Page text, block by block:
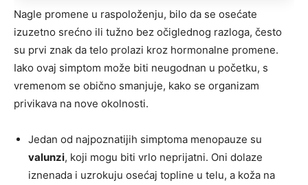
Nagle promene u raspoloženju, bilo da se osećate
izuzetno srećno ili tužno bez očiglednog razloga, često
su prvi znak da telo prolazi kroz hormonalne promene.
Iako ovaj simptom može biti neugodnan u početku, s
vremenom se obično smanjuje, kako se organizam
privikava na nove okolnosti.
Jedan od najpoznatijih simptoma menopauze su
valunzi, koji mogu biti vrlo neprijatni. Oni dolaze
iznenada i uzrokuju osećaj topline u telu, a koža na